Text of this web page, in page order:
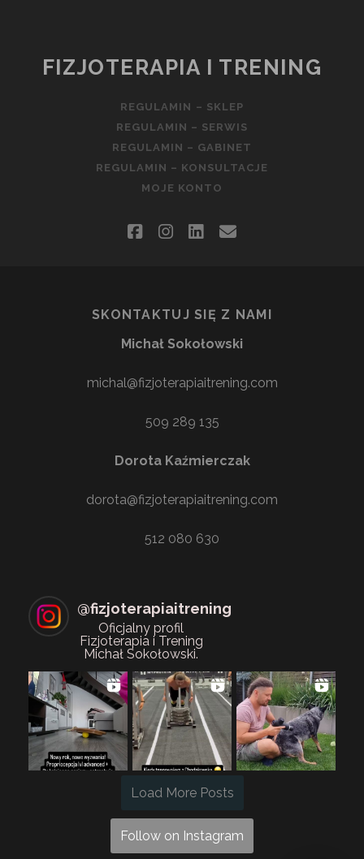
FIZJOTERAPIA I TRENING
REGULAMIN – SKLEP
REGULAMIN – SERWIS
REGULAMIN – GABINET
REGULAMIN – KONSULTACJE
MOJE KONTO
facebookinstagram
linkedin
email
SKONTAKTUJ SIĘ Z NAMI
Michał Sokołowski
michal@fizjoterapiaitrening.com
509 289 135
Dorota Kaźmierczak
dorota@fizjoterapiaitrening.com
512 080 630
@fizjoterapiaitrening
Oficjalny profil
Fizjoterapia i Trening
Michał Sokołowski.
Load More Posts
Follow on Instagram